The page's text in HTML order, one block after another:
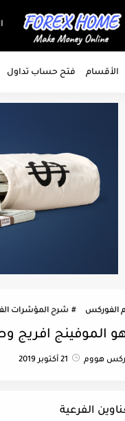
الأقسام فتح حساب تداول
الفوركس شرح المؤشرات
الموفينج افريج
هووم 21 أكتوبر 2019
الفرعية